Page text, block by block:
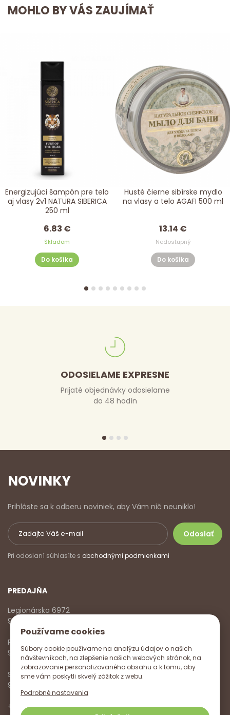
Používame cookies
Súbory cookie používame na analýzu údajov o našich
návštevníkoch, na zlepšenie našich webových stránok, na
zobrazovanie personalizovaného obsahu a k tomu, aby
sme vám poskytli skvelý zážitok z webu.
Podrobné nastavenia
MOHLO BY VÁS ZAUJÍMAŤ
Energizujúci šampón pre telo
aj vlasy 2v1 NATURA SIBERICA
250 ml
6.83 €
Skladom
Do košíka
Husté čierne sibírske mydlo
na vlasy a telo AGAFI 500 ml
13.14 €
Nedostupný
Do košíka
ODOSIELAME EXPRESNE
Prijaté objednávky odosielame
do 48 hodín
NOVINKY
Prihláste sa k odberu noviniek, aby Vám nič neuniklo!
Pri odoslaní súhlasíte s obchodnými podmienkami
PREDAJŇA
Legionárska 6972
911 01 Trenčín
Pondelok - Piatok
9:00 - 17:00
Sobota
9:00 - 12:00
+421 918 785 620,+421 915 572 350,info@vitanella.sk